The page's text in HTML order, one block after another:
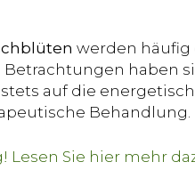
werden häufig
haben
auf die
Behandlung.